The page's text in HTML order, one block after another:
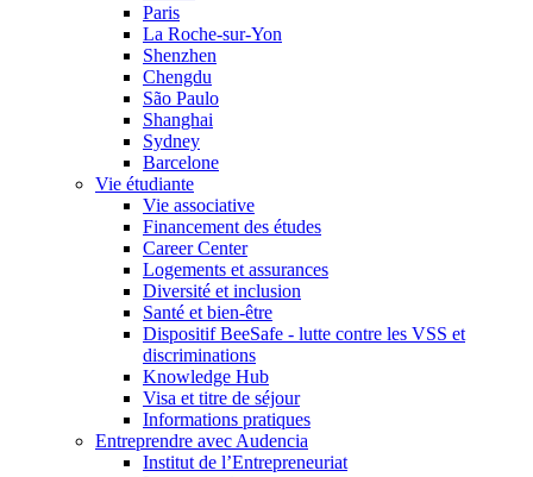
Paris
La Roche-sur-Yon
Shenzhen
Chengdu
São Paulo
Shanghai
Sydney
Barcelone
Vie étudiante
Vie associative
Financement des études
Career Center
Logements et assurances
Diversité et inclusion
Santé et bien-être
Dispositif BeeSafe - lutte contre les VSS et
discriminations
Knowledge Hub
Visa et titre de séjour
Informations pratiques
Entreprendre avec Audencia
Institut de l’Entrepreneuriat